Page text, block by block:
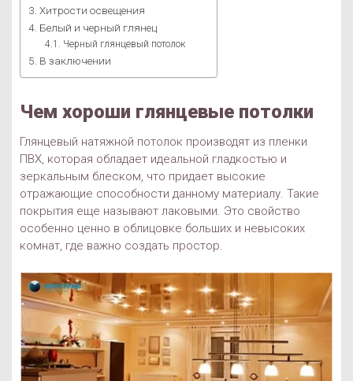
Хитрости освещения
Белый и черный глянец
Черный глянцевый потолок
В заключении
Чем хороши глянцевые потолки
Глянцевый натяжной потолок производят из пленки
ПВХ, которая обладает идеальной гладкостью и
зеркальным блеском, что придает высокие
отражающие способности данному материалу. Такие
покрытия еще называют лаковыми. Это свойство
особенно ценно в облицовке больших и невысоких
комнат, где важно создать простор.